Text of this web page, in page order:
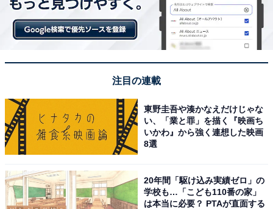
を送らなかった
メルカリでは、商品購入後に「取引メッセージ」を利用
ージは必ず送らなければならないわけではありません。
儀と考えているユーザーもいます。
また値下げ交渉の末に価格を下げたのであれば、そのお
礼のメッセージがないと不快に思う出品者も。購入者側
は取引メッセージが不要だと思っていても、出品者から
すれば礼儀知らずと感じてしまう場合もあるということ
注目の連載
東野圭吾や湊かなえだけじゃな
い、「業と罪」を描く『映画ち
いかわ』から強く連想した映画
8選
20年間「駆け込み実績ゼロ」の
学校も…「こども110番の家」
は本当に必要？ PTAが直面する